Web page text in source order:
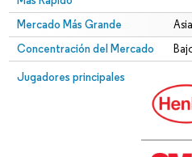
Mercado Más Grande
Concentración del Mercado
Jugadores principales